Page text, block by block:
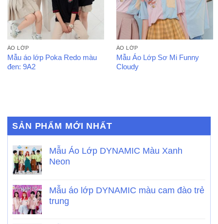
ÁO LỚP
Mẫu áo lớp Poka Redo màu
đen: 9A2
ÁO LỚP
Mẫu Áo Lớp Sơ Mi Funny
Cloudy
SẢN PHẨM MỚI NHẤT
Mẫu Áo Lớp DYNAMIC Màu Xanh
Neon
Mẫu áo lớp DYNAMIC màu cam đào trẻ
trung